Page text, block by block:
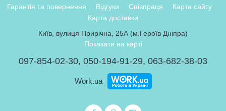
Гарантія та повернення
Відгуки Співпраця
Карта сайту
Карта доставки
Київ, вулиця Прирічна, 25А (м.Героїв Дніпра)
Показати на карті
097-854-02-30, 050-194-91-29, 063-682-38-03
Work.ua